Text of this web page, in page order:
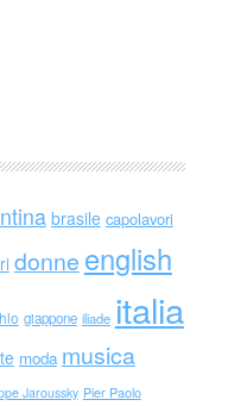
brasile capolavori
donne english
giappone iliade italia
moda musica
Jaroussky Pier Paolo